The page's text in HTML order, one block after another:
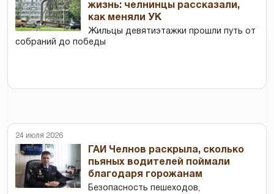
жизнь: челнинцы рассказали,
как меняли УК
Жильцы девятиэтажки прошли путь от
собраний до победы
24 июля 2026
ГАИ Челнов раскрыла, сколько
пьяных водителей поймали
благодаря горожанам
Безопасность пешеходов,